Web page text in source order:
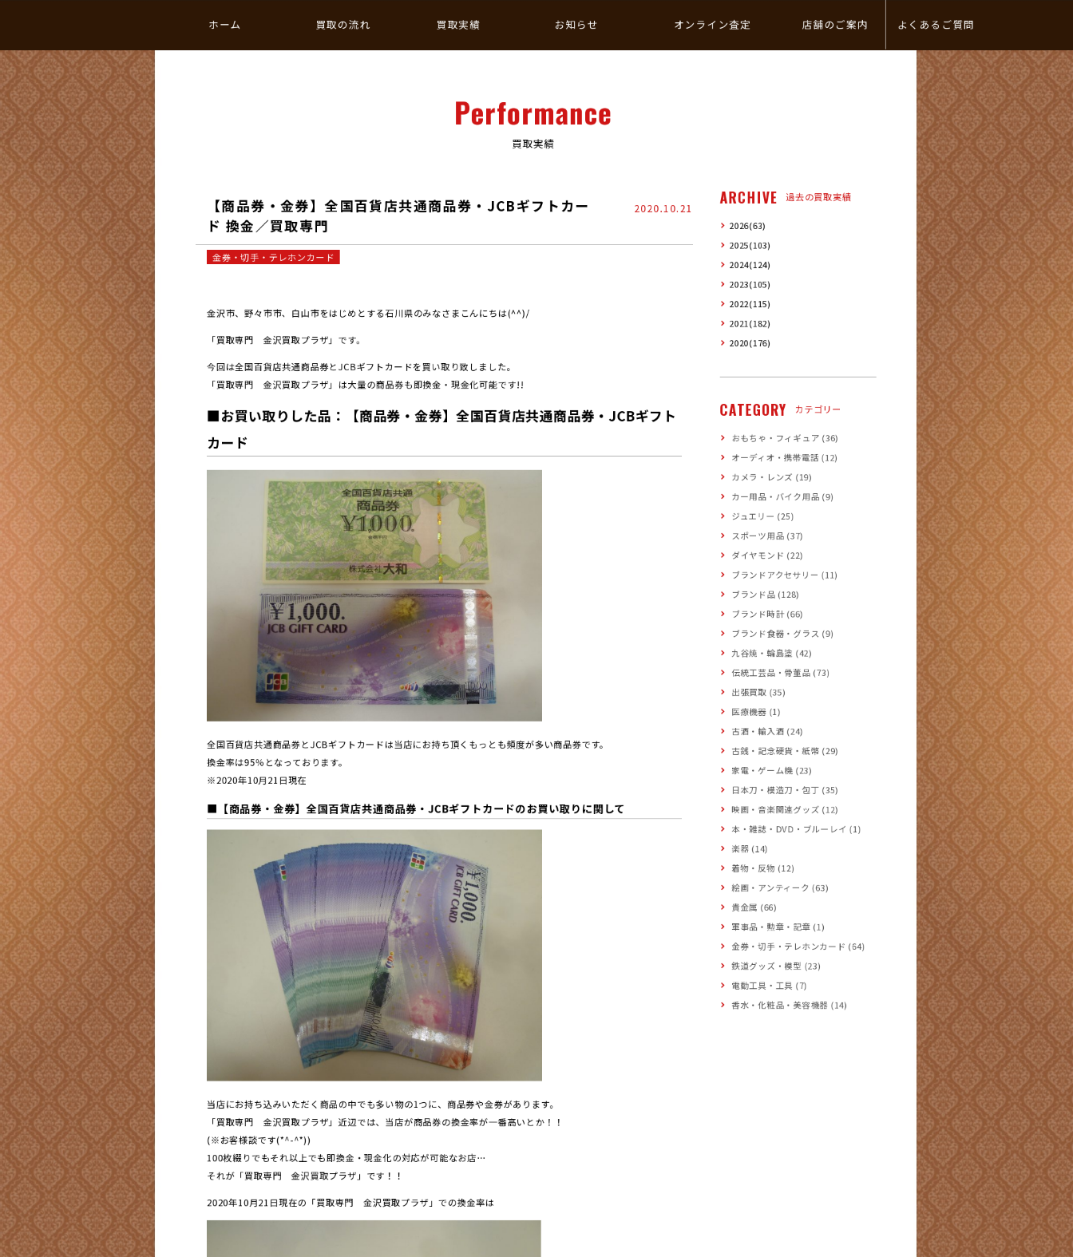
ホーム 買取の流れ 買取実績 お知らせ オンライン査定 店舗のご案内 よくあるご質問
Performance
買取実績
【商品券・金券】全国百貨店共通商品券・JCBギフトカー
ド 換金／買取専門
2020.10.21
金券・切手・テレホンカード
金沢市、野々市市、白山市をはじめとする石川県のみなさまこんにちは(^^)/
「買取専門 金沢買取プラザ」です。
今回は全国百貨店共通商品券とJCBギフトカードを買い取り致しました。
「買取専門 金沢買取プラザ」は大量の商品券も即換金・現金化可能です!!
■お買い取りした品：【商品券・金券】全国百貨店共通商品券・JCBギフト
カード
全国百貨店共通商品券とJCBギフトカードは当店にお持ち頂くもっとも頻度が多い商品券です。
換金率は95％となっております。
※2020年10月21日現在
■ 【商品券・金券】全国百貨店共通商品券・JCBギフトカードのお買い取りに関して
当店にお持ち込みいただく商品の中でも多い物の1つに、商品券や金券があります。
「買取専門 金沢買取プラザ」近辺では、当店が商品券の換金率が一番高いとか！！
(※お客様談です(*^-^*))
100枚綴りでもそれ以上でも即換金・現金化の対応が可能なお店…
それが「買取専門 金沢買取プラザ」です！！
2020年10月21日現在の「買取専門 金沢買取プラザ」での換金率は
ARCHIVE 過去の買取実績
2026(63)
2025(103)
2024(124)
2023(105)
2022(115)
2021(182)
2020(176)
CATEGORY カテゴリー
おもちゃ・フィギュア (36)
オーディオ・携帯電話 (12)
カメラ・レンズ (19)
カー用品・バイク用品 (9)
ジュエリー (25)
スポーツ用品 (37)
ダイヤモンド (22)
ブランドアクセサリー (11)
ブランド品 (128)
ブランド時計 (66)
ブランド食器・グラス (9)
九谷焼・輪島塗 (42)
伝統工芸品・骨董品 (73)
出張買取 (35)
医療機器 (1)
古酒・輸入酒 (24)
古銭・記念硬貨・紙幣 (29)
家電・ゲーム機 (23)
日本刀・模造刀・包丁 (35)
映画・音楽関連グッズ (12)
本・雑誌・DVD・ブルーレイ (1)
楽器 (14)
着物・反物 (12)
絵画・アンティーク (63)
貴金属 (66)
軍事品・勲章・記章 (1)
金券・切手・テレホンカード (64)
鉄道グッズ・模型 (23)
電動工具・工具 (7)
香水・化粧品・美容機器 (14)